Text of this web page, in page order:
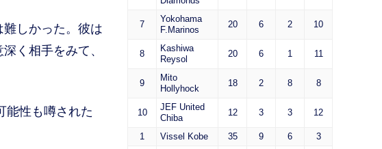
しかった。彼は
く相手をみて、
能性も噂された
7
Yokohama
F.Marinos
20 6 2 10
8
Kashiwa
Reysol
20 6 1 11
9
Mito
Hollyhock
18 2 8 8
10
JEF United
Chiba
12 3 3 12
1 Vissel Kobe 35 9 6 3